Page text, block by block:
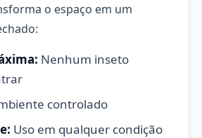
o espaço em um
Nenhum inseto
controlado
Uso em qualquer condição